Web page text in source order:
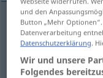
relatedbyblood
consanguineous
und den
Button „Mehr
Datenverarbeitung
Datenschutzerklärung.
Wir und unsere
Folgendes